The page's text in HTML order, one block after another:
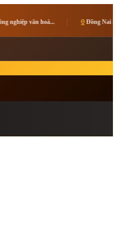
pin_dropĐồng Nai kết nối các điểm đến